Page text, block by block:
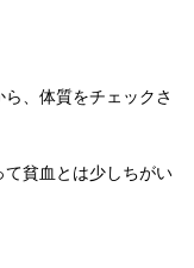
、体質をチェックさ
て貧血とは少しちがい